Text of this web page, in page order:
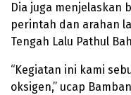
Dia juga menjelaskan
perintah dan arahan
Tengah Lalu Pathul
“Kegiatan ini kami
oksigen,” ucap